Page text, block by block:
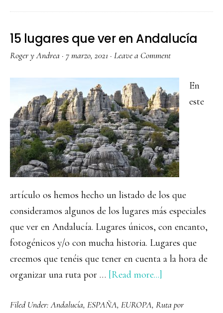
Andalucía
te
puedes
perder
15 lugares que ver en Andalucía
Roger y Andrea · 7 marzo, 2021 · Leave a Comment
En
este
artículo os hemos hecho un listado de los que
consideramos algunos de los lugares más especiales
que ver en Andalucía. Lugares únicos, con encanto,
fotogénicos y/o con mucha historia. Lugares que
creemos que tenéis que tener en cuenta a la hora de
organizar una ruta por … [Read more...]
lugares
Filed Under:Andalucía, ESPAÑA, EUROPA, Ruta por